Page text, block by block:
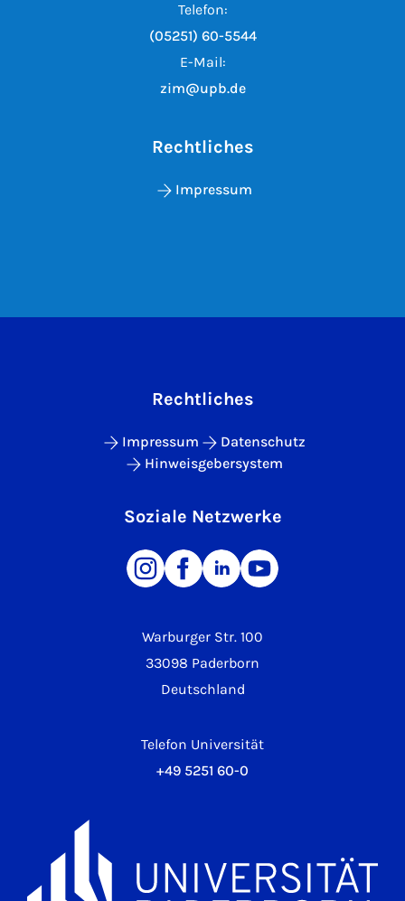
Telefon:
(05251) 60-5544
E-Mail:
zim@upb.de
Rechtliches
Impressum
Warburger Str. 100
33098 Paderborn
Deutschland
Telefon Universität
+49 5251 60-0
Rechtliches
Impressum
Datenschutz
Hinweisgebersystem
Soziale Netzwerke